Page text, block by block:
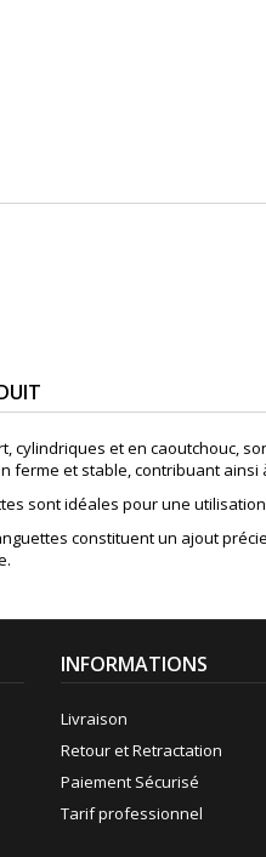
cylindriques et en caoutchouc,
ferme et stable, contribuant
sont idéales pour une
constituent un ajout
INFORMATIONS
Livraison
Retour et Retractation
Paiement Sécurisé
Tarif professionnel